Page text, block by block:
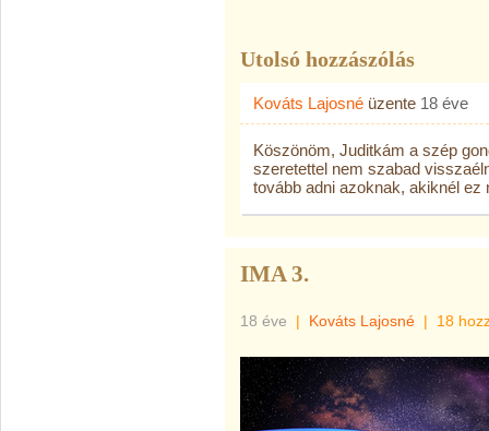
Utolsó hozzászólás
Kováts Lajosné üzente 18 éve
Köszönöm, Juditkám a szép
szeretettel nem szabad
tovább adni azoknak, akiknél ez
IMA 3.
18 éve | Kováts Lajosné | 18